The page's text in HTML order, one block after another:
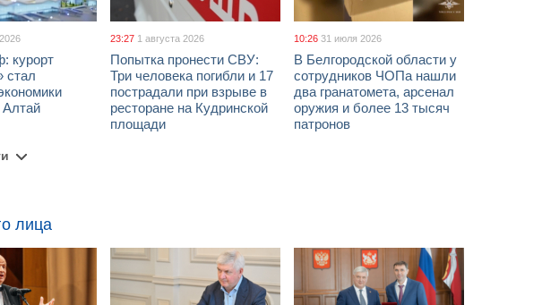
курорт
стал
Алтай
23:27 1 августа 2026
Попытка пронести СВУ:
Три человека погибли и 17
пострадали при взрыве в
ресторане на Кудринской
площади
10:26 31 июля 2026
В Белгородской области у
сотрудников ЧОПа нашли
два гранатомета, арсенал
оружия и более 13 тысяч
патронов
лица